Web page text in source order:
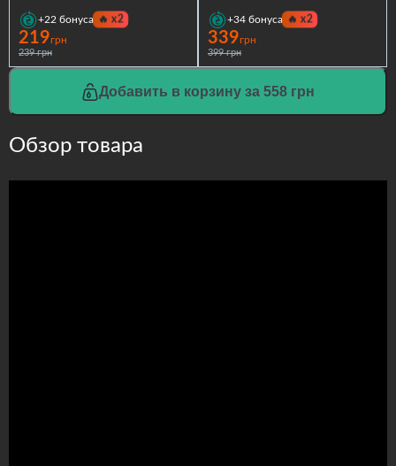
+22 бонуса 🔥x2
219грн
239 грн
+34 бонуса 🔥x2
339грн
399 грн
Добавить в корзину за 558 грн
Обзор товара